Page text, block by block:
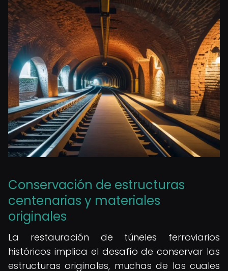
Conservación de estructuras
centenarias y materiales
originales
La restauración de túneles ferroviarios
históricos implica el desafío de conservar las
estructuras originales, muchas de las cuales